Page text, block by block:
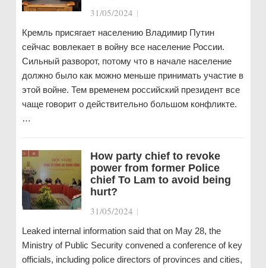
31/05/2024 |
Кремль присягает населению Владимир Путин
сейчас вовлекает в войну все население России.
Сильный разворот, потому что в начале население
должно было как можно меньше принимать участие в
этой войне. Тем временем российский президент все
чаще говорит о действительно большом конфликте.
…
How party chief to revoke
power from former Police
chief To Lam to avoid being
hurt?
31/05/2024 |
Leaked internal information said that on May 28, the
Ministry of Public Security convened a conference of key
officials, including police directors of provinces and cities,